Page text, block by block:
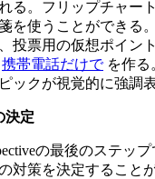
る。フリップチャー
を使うことができる。
投票用の仮想ポイン
携帯電話だけでを作る
ックが視覚的に強調
決定
の最後のステッ
対策を決定すること